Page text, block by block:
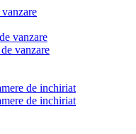
vanzare
vanzare
de inchiriat
de inchiriat